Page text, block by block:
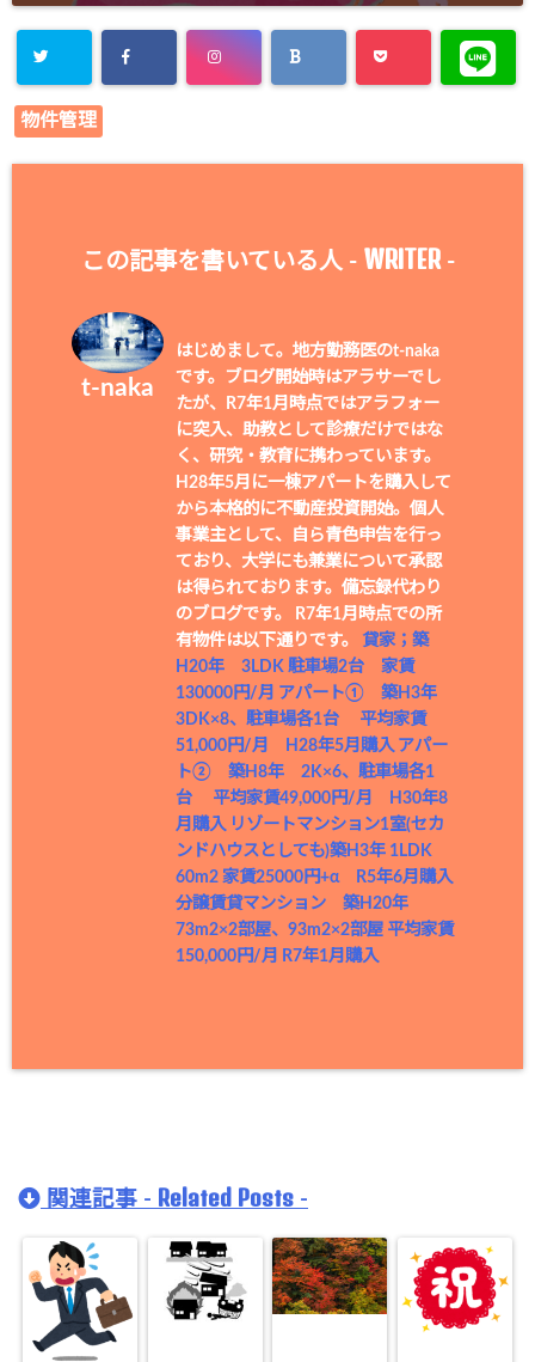
物件管理
この記事を書いている人 - WRITER-
t-naka
はじめまして。地方勤務医のt-naka
です。ブログ開始時はアラサーでし
たが、R7年1月時点ではアラフォー
に突入、助教として診療だけではな
く、研究・教育に携わっています。
H28年5月に一棟アパートを購入して
から本格的に不動産投資開始。個人
事業主として、自ら青色申告を行っ
ており、大学にも兼業について承認
は得られております。備忘録代わり
のブログです。 R7年1月時点での所
有物件は以下通りです。 貸家；築
H20年 3LDK 駐車場2台 家賃
130000円/月 アパート① 築H3年
3DK×8、駐車場各1台 平均家賃
51,000円/月 H28年5月購入 アパー
ト② 築H8年 2K×6、駐車場各1
台 平均家賃49,000円/月 H30年8
月購入 リゾートマンション1室(セカ
ンドハウスとしても)築H3年 1LDK
60m2 家賃25000円+α R5年6月購入
分譲賃貸マンション 築H20年
73m2×2部屋、93m2×2部屋 平均家賃
150,000円/月 R7年1月購入
関連記事 - Related Posts -